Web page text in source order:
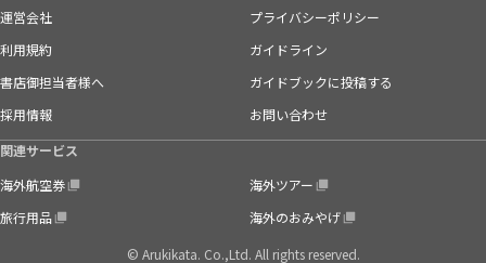
運営会社
プライバシーポリシー
利用規約
ガイドライン
書店御担当者様へ
ガイドブックに投稿する
採用情報
お問い合わせ
関連サービス
海外航空券
海外ツアー
旅行用品
海外のおみやげ
© Arukikata. Co.,Ltd. All rights reserved.